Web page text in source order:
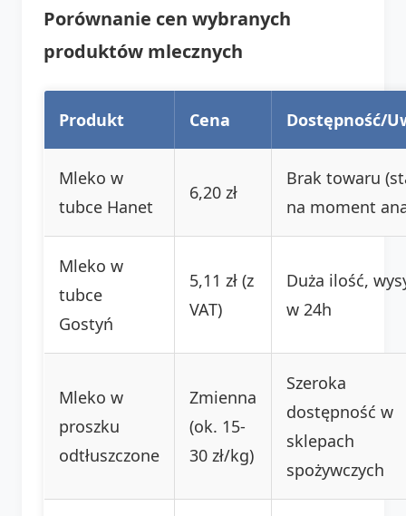
Porównanie cen wybranych
produktów mlecznych
Produkt Cena Dostępność/
Mleko w
tubce Hanet
6,20 zł
Brak towaru
na moment
Mleko w
tubce
Gostyń
5,11 zł (z
VAT)
Duża ilość,
w 24h
Mleko w
proszku
odtłuszczone
Zmienna
(ok. 15-
30 zł/kg)
Szeroka
dostępność w
sklepach
spożywczych